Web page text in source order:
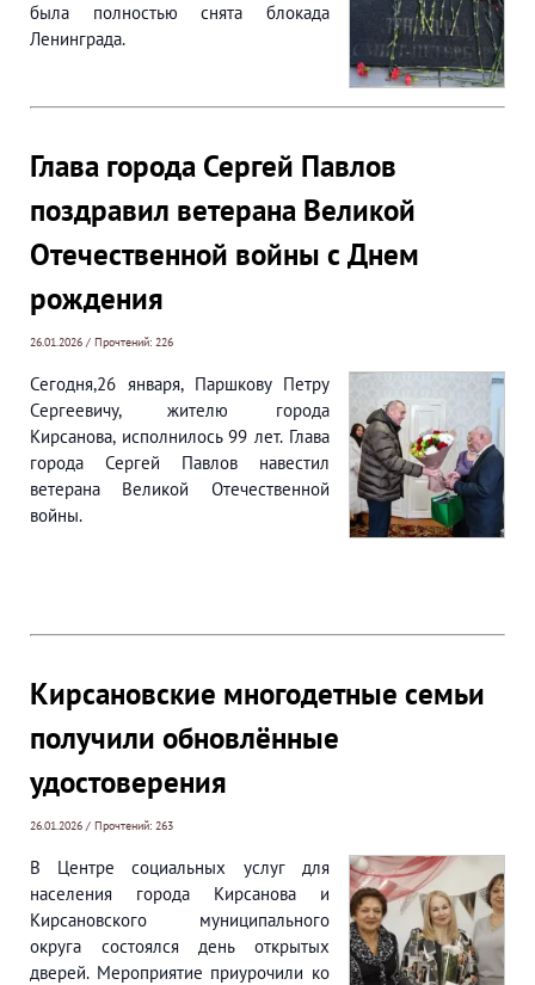
была полностью снята блокада
Ленинграда.
Глава города Сергей Павлов
поздравил ветерана Великой
Отечественной войны с Днем
рождения
26.01.2026 / Прочтений: 226
Сегодня,26 января, Паршкову Петру
Сергеевичу, жителю города
Кирсанова, исполнилось 99 лет. Глава
города Сергей Павлов навестил
ветерана Великой Отечественной
войны.
Кирсановские многодетные семьи
получили обновлённые
удостоверения
26.01.2026 / Прочтений: 263
В Центре социальных услуг для
населения города Кирсанова и
Кирсановского муниципального
округа состоялся день открытых
дверей. Мероприятие приурочили ко